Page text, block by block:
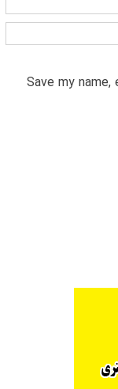
Save my